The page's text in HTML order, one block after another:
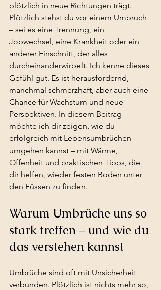
plötzlich in neue Richtungen trägt.
Plötzlich stehst du vor einem Umbruch
– sei es eine Trennung, ein
Jobwechsel, eine Krankheit oder ein
anderer Einschnitt, der alles
durcheinanderwirbelt. Ich kenne dieses
Gefühl gut. Es ist herausfordernd,
manchmal schmerzhaft, aber auch eine
Chance für Wachstum und neue
Perspektiven. In diesem Beitrag
möchte ich dir zeigen, wie du
erfolgreich mit Lebensumbrüchen
umgehen kannst – mit Wärme,
Offenheit und praktischen Tipps, die
dir helfen, wieder festen Boden unter
den Füssen zu finden.
Warum Umbrüche uns so
stark treffen – und wie du
das verstehen kannst
Umbrüche sind oft mit Unsicherheit
verbunden. Plötzlich ist nichts mehr so,